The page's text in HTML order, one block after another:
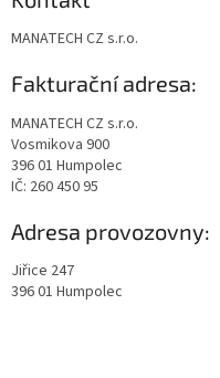
MANATECH CZ s.r.o.
Fakturační adresa:
MANATECH CZ s.r.o.
Vosmikova 900
396 01 Humpolec
IČ: 260 450 95
Adresa provozovny:
Jiřice 247
396 01 Humpolec